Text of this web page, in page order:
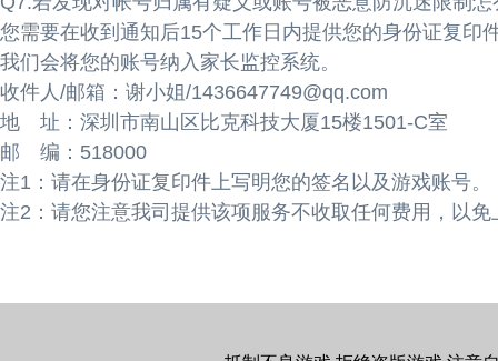
您需要在收到通知后15个工作日内提供您的身份证复印
我们会将您的账号纳入家长监控系统。
收件人/邮箱：谢小姐/1436647749@qq.com
地 址：深圳市南山区比克科技大厦15楼1501-C室
邮 编：518000
注1：请在身份证复印件上写明您的签名以及游戏账号。
注2：请您注意我司提供该项服务不收取任何费用，以免